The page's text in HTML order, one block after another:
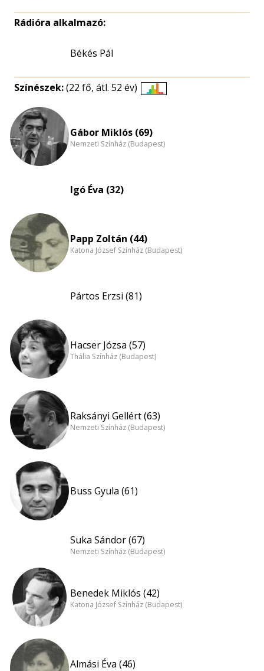
Rádióra alkalmazó:
Békés Pál
Színészek:(22 fő, átl. 52 év)
Gábor Miklós (69)
Nemzeti Színház (Budapest)
Igó Éva (32)
Papp Zoltán (44)
Katona József Színház (Budapest)
Pártos Erzsi (81)
Hacser Józsa (57)
Thália Színház (Budapest)
Raksányi Gellért (63)
Nemzeti Színház (Budapest)
Buss Gyula (61)
Suka Sándor (67)
Nemzeti Színház (Budapest)
Benedek Miklós (42)
Katona József Színház (Budapest)
Almási Éva (46)